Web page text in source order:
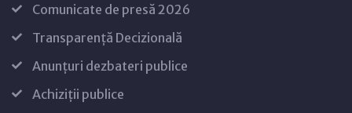
Comunicate de presă 2026
Transparență Decizională
Anunțuri dezbateri publice
Achiziții publice